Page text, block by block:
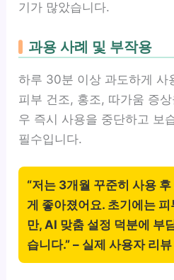
기가 많았습니다.
과용 사례 및 부작용
하루 30분 이상 과도하게 사
피부 건조, 홍조, 따가움 증
우 즉시 사용을 중단하고 보
필수입니다.
“저는 3개월 꾸준히 사용
게 좋아졌어요. 초기에는 피
만, AI 맞춤 설정 덕분에 부
습니다.” – 실제 사용자 리뷰